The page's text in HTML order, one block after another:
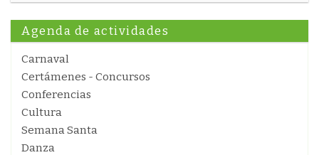
Agenda de actividades
Carnaval
Certámenes - Concursos
Conferencias
Cultura
Semana Santa
Danza